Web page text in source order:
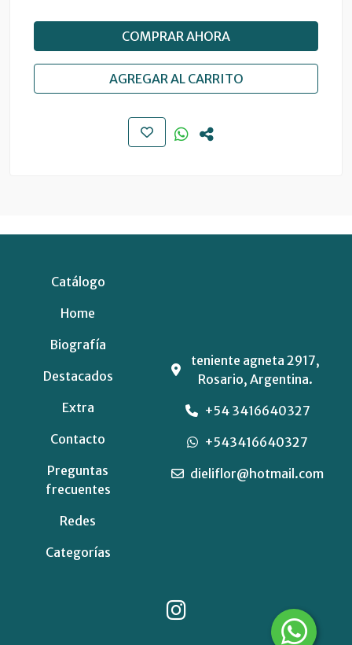
COMPRAR AHORA
AGREGAR AL CARRITO
Catálogo
Home
Biografía
Destacados
Extra
Contacto
Preguntas
frecuentes
Redes
Categorías
teniente agneta 2917,
Rosario, Argentina.
+54 3416640327
+543416640327
dieliflor@hotmail.com